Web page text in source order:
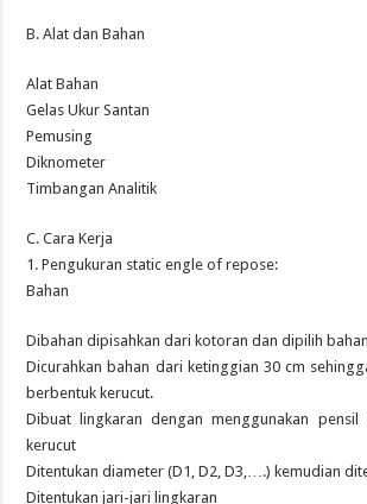
B. Alat dan Bahan
Alat Bahan
Gelas Ukur Santan
Pemusing
Diknometer
Timbangan Analitik
C. Cara Kerja
1. Pengukuran static engle of repose:
Bahan
Dibahan dipisahkan dari kotoran dan dipilih
Dicurahkan bahan dari ketinggian 30 cm
berbentuk kerucut.
Dibuat lingkaran dengan menggunakan
kerucut
Ditentukan diameter (D1, D2, D3,….) kemudian
Ditentukan jari-jari lingkaran